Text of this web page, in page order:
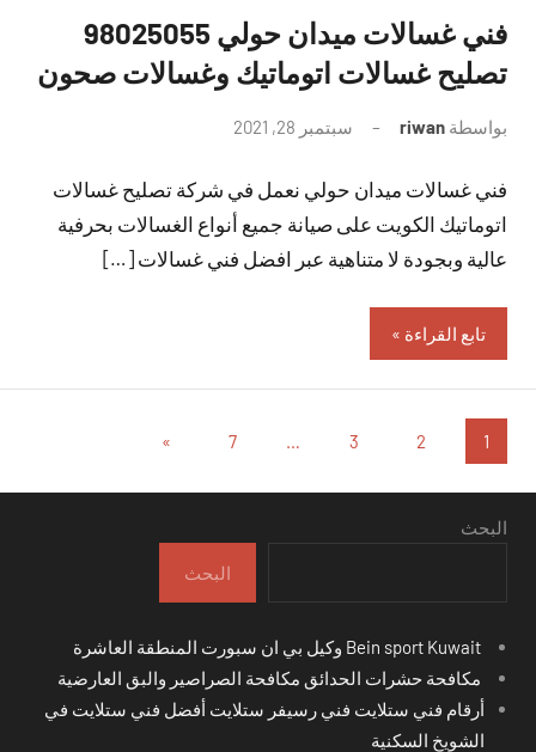
فني غسالات ميدان حولي 98025055
تصليح غسالات اتوماتيك وغسالات صحون
بواسطة riwan سبتمبر 28, 2021
تعليقات
فني غسالات ميدان حولي نعمل في شركة تصليح غسالات
اتوماتيك الكويت على صيانة جميع أنواع الغسالات بحرفية
عالية وبجودة لا متناهية عبر افضل فني غسالات […]
تابع القراءة
تعدد
صفحات
المقالات
1
2
3
…
7
المقالات
»
البحث
البحث
مكافحة حشرات الحدائق مكافحة الصراصير والبق العارضية
أرقام فني ستلايت فني رسيفر ستلايت أفضل فني ستلايت في
الشويخ السكنية